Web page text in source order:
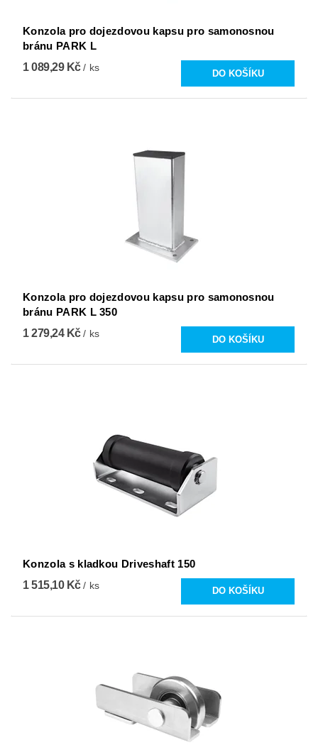
Konzola pro dojezdovou kapsu pro samonosnou
bránu PARK L
1 089,29 Kč/ ks
Konzola pro dojezdovou kapsu pro samonosnou
bránu PARK L 350
1 279,24 Kč/ ks
Konzola s kladkou Driveshaft 150
1 515,10 Kč/ ks